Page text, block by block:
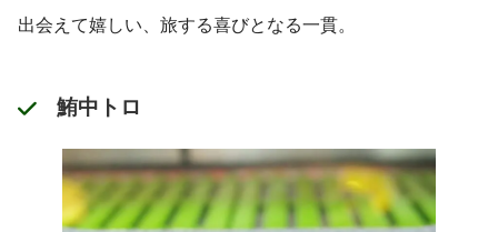
出会えて嬉しい、旅する喜びとなる一貫。
鮪中トロ